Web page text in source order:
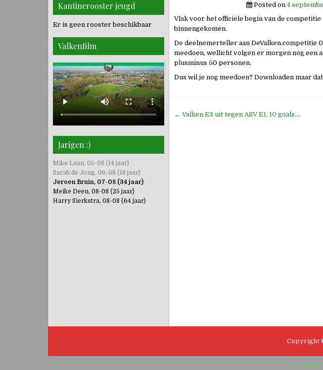
Posted on 4
Vlak voor het officiële begin van de competitie
binnengekomen.
De deelnemerteller aan DeValken.competitie
meedoen, wellicht volgen er morgen nog een
plusminus 50 personen.
Dus wil je nog meedoen? Downloaden maar
Bericht
← Valken E3 uit tegen ASV E1, 10 goals….
Kantinerooster jeugd
Er is geen rooster beschikbaar
Valkenfilm
Jarigen :)
Mike Laan, 05-08 (14 jaar)
Sarah de Jong, 06-08 (18 jaar)
Jeroen Bruin, 07-08 (34 jaar)
Meike Deen, 08-08 (25 jaar)
Harry Sierkstra, 08-08 (64 jaar)
Copyright
Design by